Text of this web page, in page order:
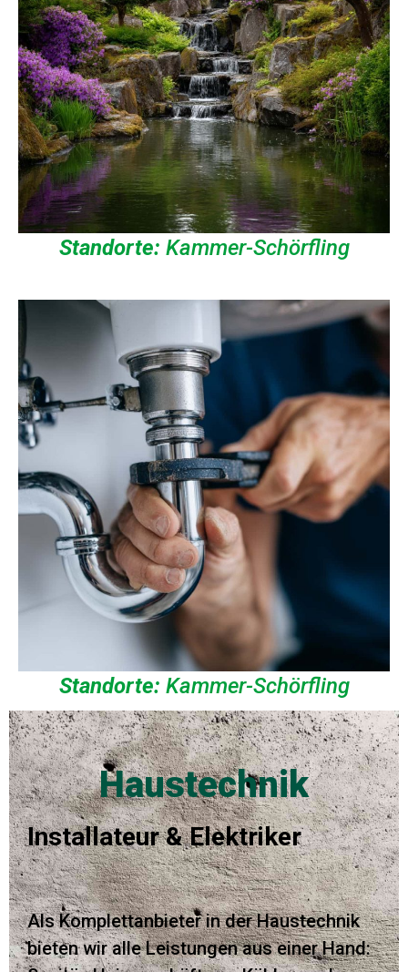
Standorte: Kammer-Schörfling
Standorte: Kammer-Schörfling
Haustechnik
Installateur & Elektriker
Als Komplettanbieter in der Haustechnik
bieten wir alle Leistungen aus einer Hand: